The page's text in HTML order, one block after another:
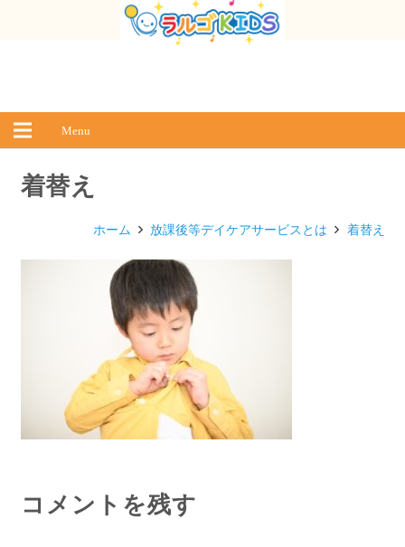
Menu
着替え
ホーム 放課後等デイケアサービスとは 着替え
コメントを残す